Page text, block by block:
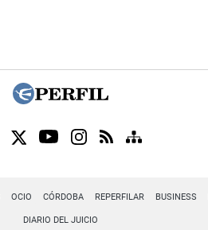
OCIO CÓRDOBA REPERFILAR BUSINESS
DIARIO DEL JUICIO